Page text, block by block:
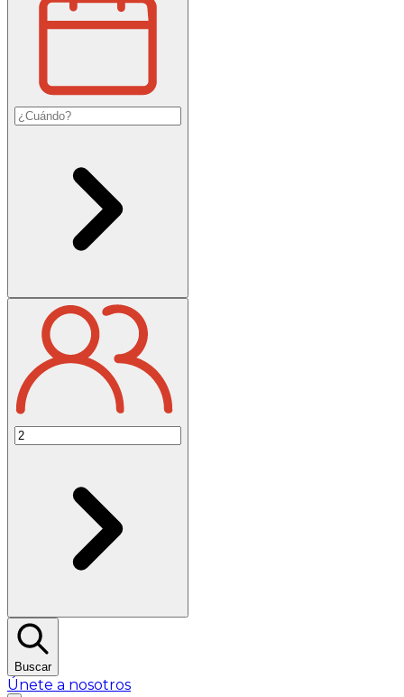
Buscar
Únete a nosotros